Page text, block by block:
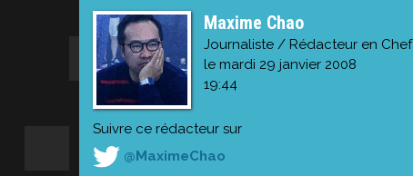
Maxime Chao
Journaliste / Rédacteur en Chef
le mardi 29 janvier 2008
19:44
Suivre ce rédacteur sur
@MaximeChao